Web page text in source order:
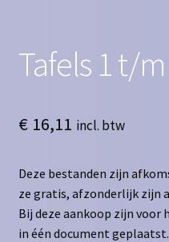
Tafels 1 t/
€16,11 incl. btw
Deze bestanden zijn
ze gratis, afzonderlijk zijn
Bij deze aankoop zijn voor
in één document geplaatst.